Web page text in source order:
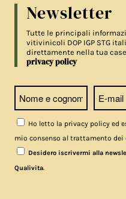
Newsletter
Tutte le principali
vitivinicoli DOP IGP STG
direttamente nella tua
privacy policy
Ho letto la privacy policy ed
mio consenso al trattamento dei
Desidero iscrivermi alla
Qualivita